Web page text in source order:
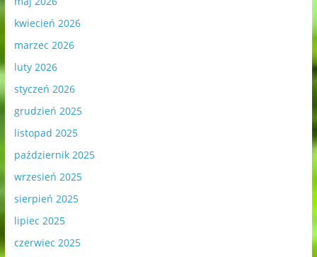
kwiecień 2026
marzec 2026
luty 2026
styczeń 2026
grudzień 2025
listopad 2025
październik 2025
wrzesień 2025
sierpień 2025
lipiec 2025
czerwiec 2025